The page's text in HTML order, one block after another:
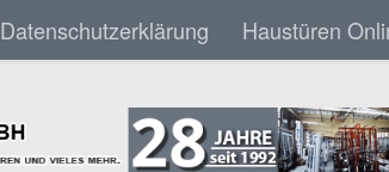
Datenschutzerklärung Haustüren